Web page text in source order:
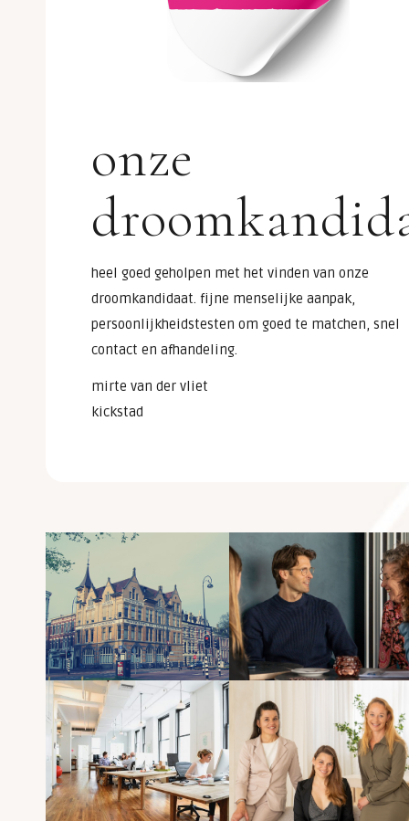
onze
heel goed geholpen met het vinden van onze
droomkandidaat. fijne menselijke aanpak,
persoonlijkheidstesten om goed te matchen, snel
contact en afhandeling.
mirte van der vliet
kickstad